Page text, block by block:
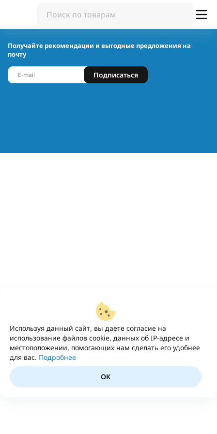
Используя данный сайт, вы даете согласие на
использование файлов cookie, данных об IP-адресе и
местоположении, помогающих нам сделать его удобнее
для вас. Подробнее
OK
Получайте рекомендации и выгодные предложения на
почту
Подписаться